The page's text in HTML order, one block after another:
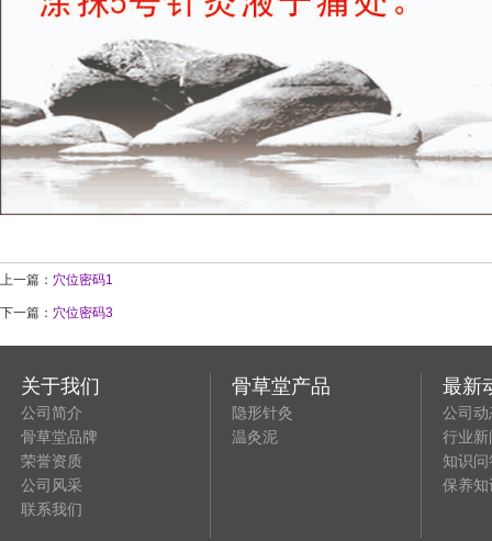
上一篇： 穴位密码1
下一篇： 穴位密码3
关于我们
公司简介
骨草堂品牌
荣誉资质
公司风采
联系我们
骨草堂产品
隐形针灸
温灸泥
最新
公司动
行业新
知识问
保养知